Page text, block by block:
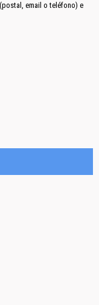
email o teléfono) e